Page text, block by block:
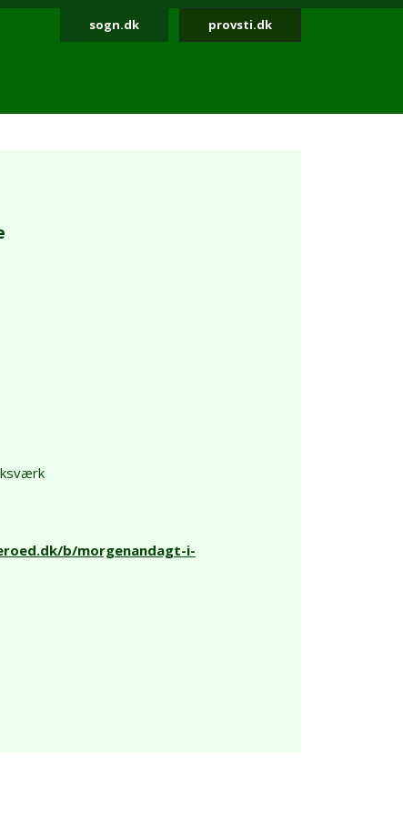
sogn.dk provsti.dk
b/morgenandagt-i-